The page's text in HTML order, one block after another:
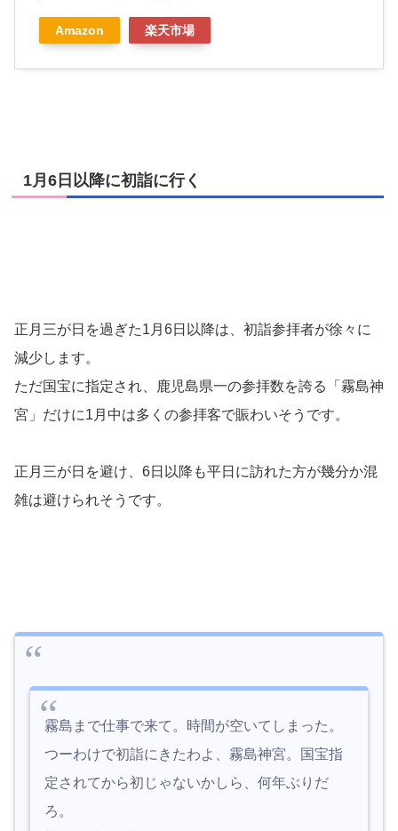
Amazon 楽天市場
1月6日以降に初詣に行く
正月三が日を過ぎた1月6日以降は、初詣参拝者が徐々に
減少します。
ただ国宝に指定され、鹿児島県一の参拝数を誇る「霧島神
宮」だけに1月中は多くの参拝客で賑わいそうです。
正月三が日を避け、6日以降も平日に訪れた方が幾分か混
雑は避けられそうです。
霧島まで仕事で来て。時間が空いてしまった。
つーわけで初詣にきたわよ、霧島神宮。国宝指
定されてから初じゃないかしら、何年ぶりだ
ろ。